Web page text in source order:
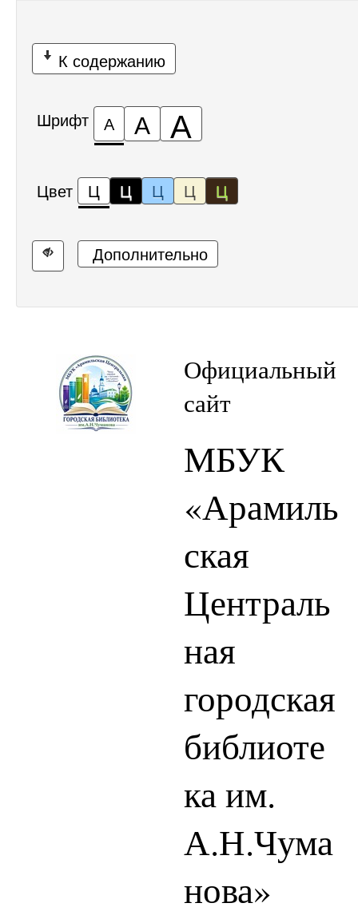
К содержанию
Шрифт А А А
Цвет Ц Ц Ц Ц Ц
Дополнительно
Официальный
сайт
МБУК
«Арамиль
ская
Централь
ная
городская
библиоте
ка им.
А.Н.Чума
нова»